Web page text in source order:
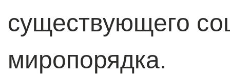
существующего
миропорядка.